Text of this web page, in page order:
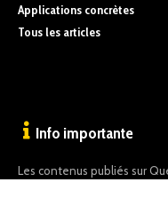
Applications concrètes
Tous les articles
Info importante
Les contenus publiés sur